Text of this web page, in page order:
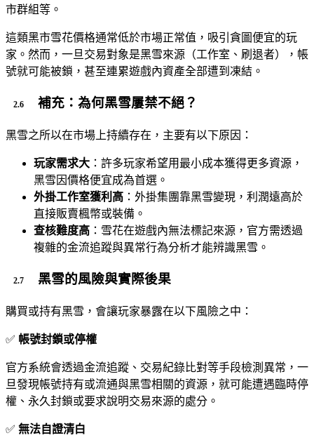
市群組等。
這類黑市雪花價格通常低於市場正常值，吸引貪圖便宜的玩
家。然而，一旦交易對象是黑雪來源（工作室、刷退者），帳
號就可能被鎖，甚至連累遊戲內資產全部遭到凍結。
補充：為何黑雪屢禁不絕？
黑雪之所以在市場上持續存在，主要有以下原因：
玩家需求大 ：許多玩家希望用最小成本獲得更多資源，
黑雪因價格便宜成為首選。
外掛工作室獲利高 ：外掛集團靠黑雪變現，利潤遠高於
直接販賣楓幣或裝備。
查核難度高 ：雪花在遊戲內無法標記來源，官方需透過
複雜的金流追蹤與異常行為分析才能辨識黑雪。
黑雪的風險與實際後果
購買或持有黑雪，會讓玩家暴露在以下風險之中：
✅ 帳號封鎖或停權
官方系統會透過金流追蹤、交易紀錄比對等手段檢測異常，一
旦發現帳號持有或流通與黑雪相關的資源，就可能遭遇臨時停
權、永久封鎖或要求說明交易來源的處分。
✅ 無法自證清白